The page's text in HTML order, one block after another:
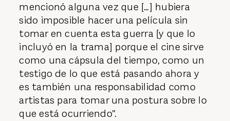
mencionó alguna vez que […] hubiera
sido imposible hacer una película sin
tomar en cuenta esta guerra [y que lo
incluyó en la trama] porque el cine sirve
como una cápsula del tiempo, como un
testigo de lo que está pasando ahora y
es también una responsabilidad como
artistas para tomar una postura sobre lo
que está ocurriendo”.